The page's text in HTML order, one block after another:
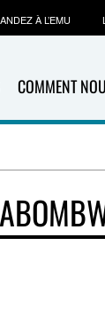
COMMENT
À L’EMU